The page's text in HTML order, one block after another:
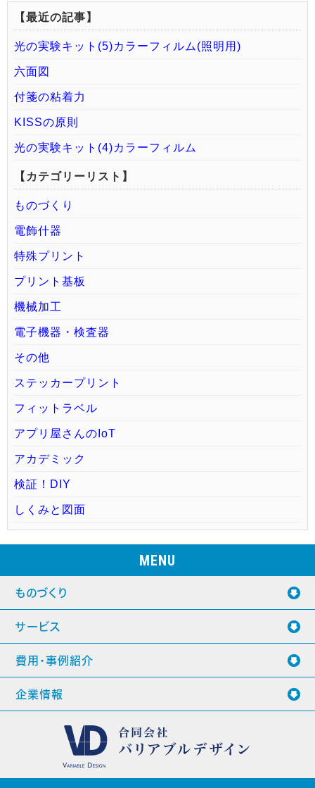
【最近の記事】
光の実験キット(5)カラーフィルム(照明用)
六面図
付箋の粘着力
KISSの原則
光の実験キット(4)カラーフィルム
【カテゴリーリスト】
ものづくり
電飾什器
特殊プリント
プリント基板
機械加工
電子機器・検査器
その他
ステッカープリント
フィットラベル
アプリ屋さんのIoT
アカデミック
検証！DIY
しくみと図面
MENU
ものづくり
サービス
費用・事例紹介
企業情報